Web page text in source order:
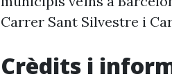
Carrer Sant Silvestre i
Crèdits i